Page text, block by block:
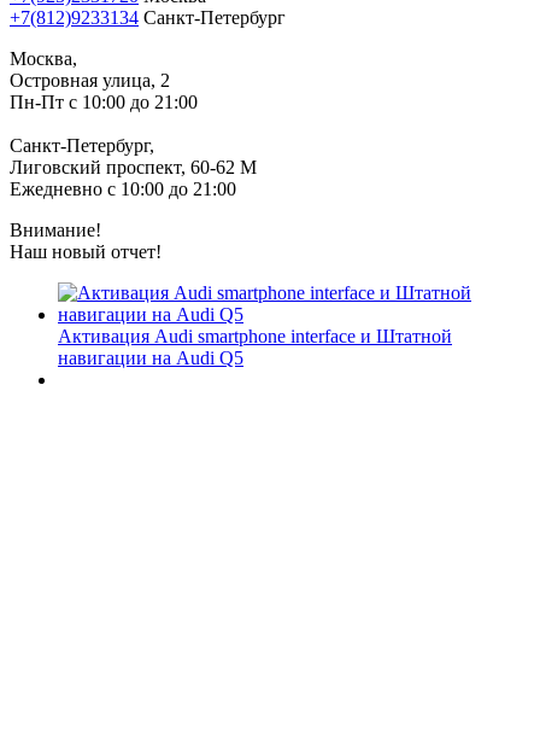
+7(812)9233134 Санкт-Петербург
Москва,
Островная улица, 2
Пн-Пт с 10:00 до 21:00
Санкт-Петербург,
Лиговский проспект, 60-62 М
Ежедневно с 10:00 до 21:00
Внимание!
Наш новый отчет!
Активация Audi smartphone interface и Штатной
навигации на Audi Q5